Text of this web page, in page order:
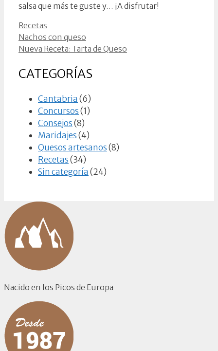
salsa que más te guste y… ¡A disfrutar!
Categorías
Recetas
Nachos con queso
Nueva Receta: Tarta de Queso
CATEGORÍAS
Cantabria(6)
Concursos(1)
Consejos(8)
Maridajes(4)
Quesos artesanos(8)
Recetas(34)
Sin categoría(24)
Nacido en los Picos de Europa